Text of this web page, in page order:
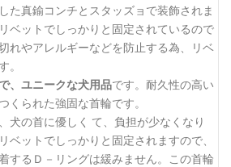
た真鍮コンチとスタッズョで装飾されま
ベットでしっかりと固定されているので
れやアレルギーなどを防止する為、リベ
。
、ユニークな犬用品です。耐久性の高い
くられた強固な首輪です。
犬の首に優しく て、負担が少なくなり
ベットでしっかりと固定されますので、
するＤ－リングは緩みません。この首輪